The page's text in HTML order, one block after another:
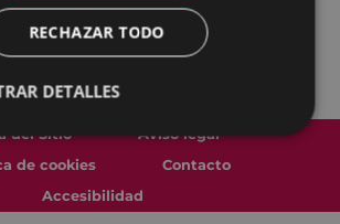
del Sitio
Aviso legal
de cookies
Contacto
Accesibilidad
RECHAZAR TODO
DETALLES